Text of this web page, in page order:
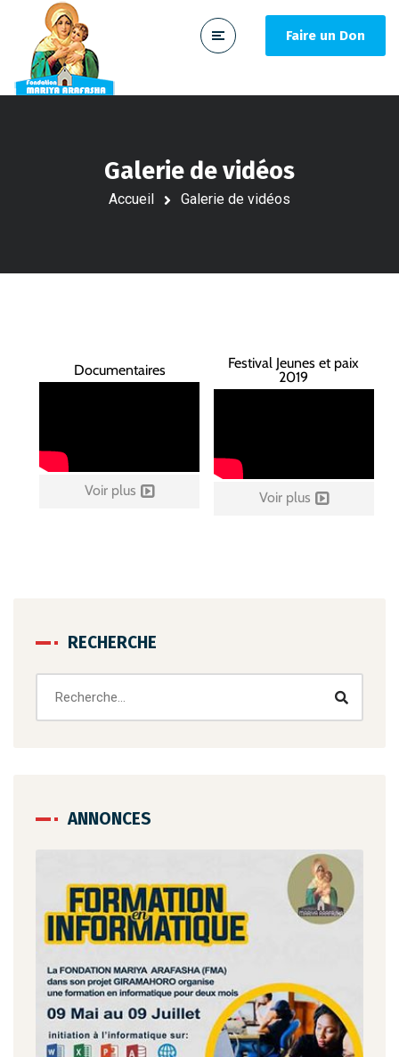
Faire un Don
Galerie de vidéos
Accueil Galerie de vidéos
Documentaires
Voir plus
Festival Jeunes et paix
2019
Voir plus
RECHERCHE
ANNONCES